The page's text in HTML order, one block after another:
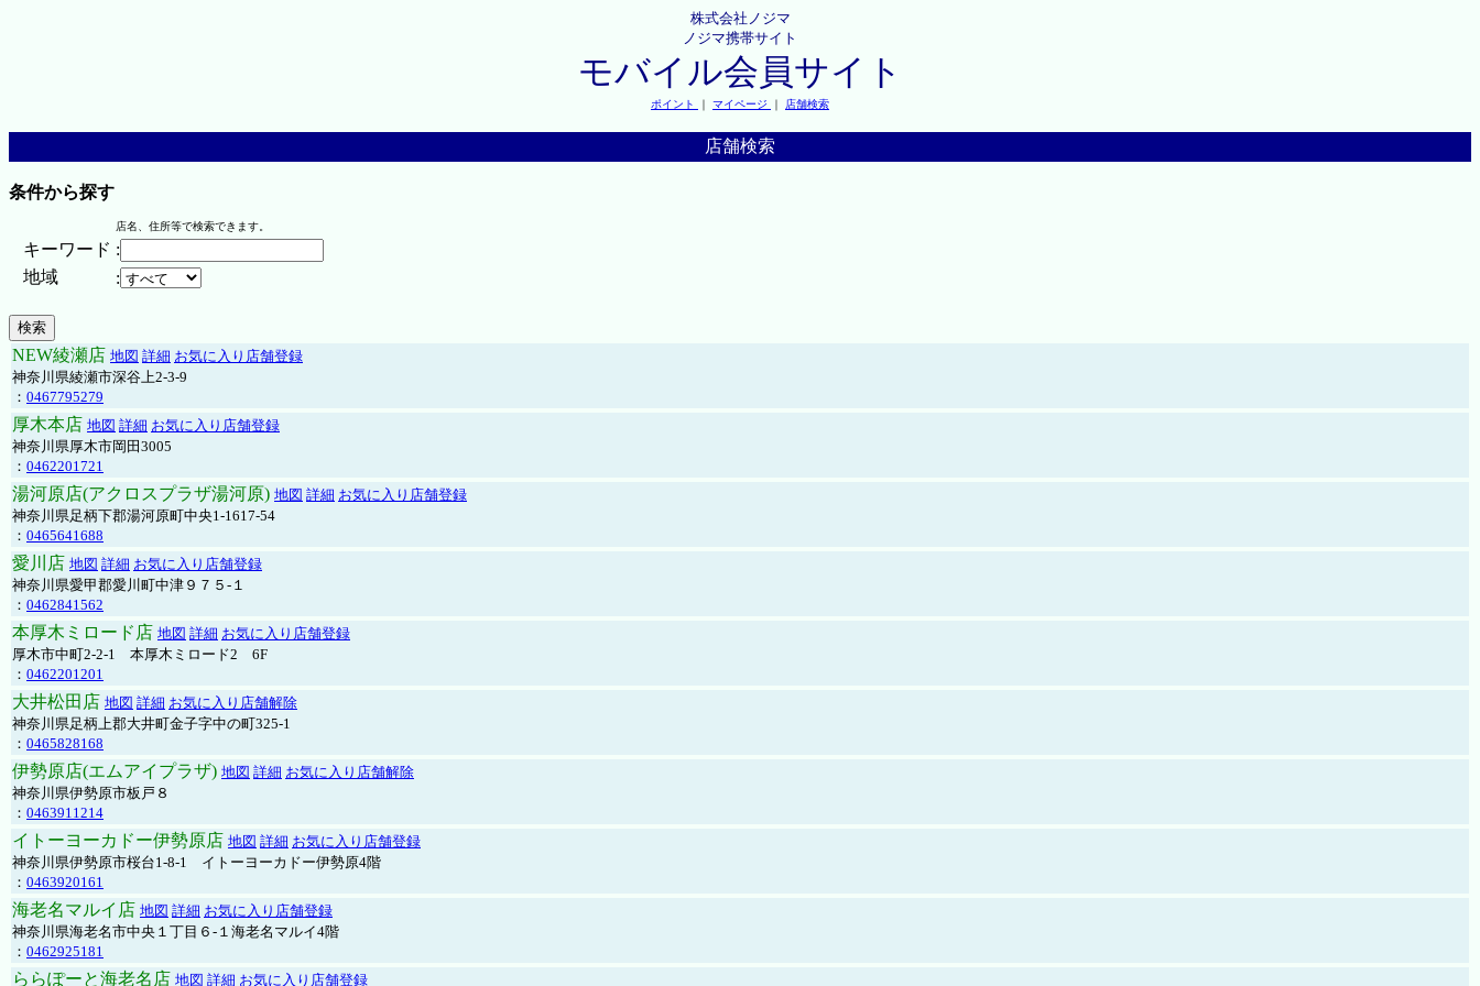
株式会社ノジマ
ノジマ携帯サイト
モバイル会員サイト
ポイント ｜ マイページ ｜ 店舗検索
店舗検索
条件から探す
店名、住所等で検索できます。
キーワード :
地域
:
NEW綾瀬店 地図 詳細 お気に入り店舗登録
神奈川県綾瀬市深谷上2-3-9
： 0467795279
厚木本店 地図 詳細 お気に入り店舗登録
神奈川県厚木市岡田3005
： 0462201721
湯河原店(アクロスプラザ湯河原) 地図 詳細 お気に入り店舗登録
神奈川県足柄下郡湯河原町中央1-1617-54
： 0465641688
愛川店 地図 詳細 お気に入り店舗登録
神奈川県愛甲郡愛川町中津９７５-１
： 0462841562
本厚木ミロード店 地図 詳細 お気に入り店舗登録
厚木市中町2-2-1 本厚木ミロード2 6F
： 0462201201
大井松田店 地図 詳細 お気に入り店舗解除
神奈川県足柄上郡大井町金子字中の町325-1
： 0465828168
伊勢原店(エムアイプラザ) 地図 詳細 お気に入り店舗解除
神奈川県伊勢原市板戸８
： 0463911214
イトーヨーカドー伊勢原店 地図 詳細 お気に入り店舗登録
神奈川県伊勢原市桜台1-8-1 イトーヨーカドー伊勢原4階
： 0463920161
海老名マルイ店 地図 詳細 お気に入り店舗登録
神奈川県海老名市中央１丁目６-１海老名マルイ4階
： 0462925181
ららぽーと海老名店 地図 詳細 お気に入り店舗登録